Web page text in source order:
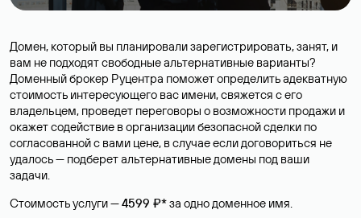
Домен, который вы планировали зарегистрировать, занят, и
вам не подходят свободные альтернативные варианты?
Доменный брокер Руцентра поможет определить адекватную
стоимость интересующего вас имени, свяжется с его
владельцем, проведет переговоры о возможности продажи и
окажет содействие в организации безопасной сделки по
согласованной с вами цене, в случае если договориться не
удалось — подберет альтернативные домены под ваши
задачи.
Стоимость услуги —4599 ₽*за одно доменное имя.